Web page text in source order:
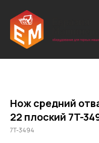
Нож средний
22 плоский 7T-
7T-3494